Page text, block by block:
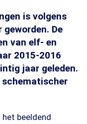
is volgens
De
van elf- en
2015-2016
jaar geleden.
beeldend